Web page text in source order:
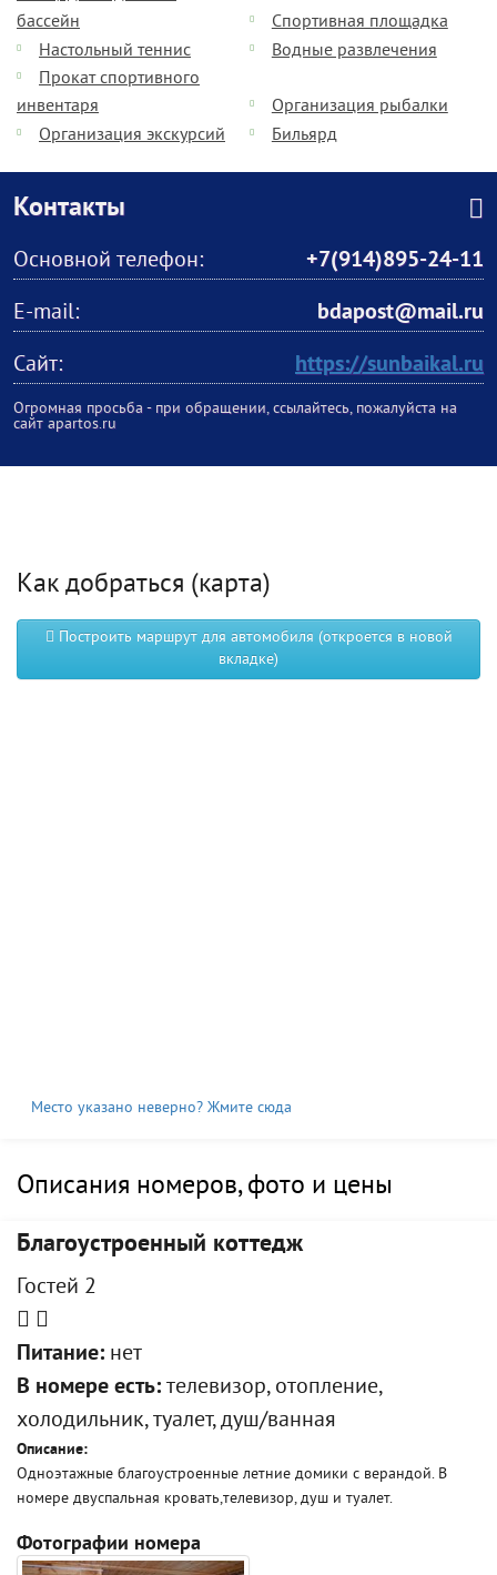
бассейн
Спортивная площадка
Настольный теннис
Водные развлечения
Прокат спортивного
инвентаря
Организация рыбалки
Организация экскурсий
Бильярд
Контакты
Основной телефон:
+7(914)895-24-11
E-mail:
bdapost@mail.ru
Сайт:
https://sunbaikal.ru
Огромная просьба - при обращении, ссылайтесь, пожалуйста на
сайт apartos.ru
Как добраться (карта)
Построить маршрут для автомобиля (откроется в новой
вкладке)
Место указано неверно? Жмите сюда
Описания номеров, фото и цены
Благоустроенный коттедж
Гостей 2
Питание: нет
В номере есть: телевизор, отопление,
холодильник, туалет, душ/ванная
Описание:
Одноэтажные благоустроенные летние домики с верандой. В
номере двуспальная кровать,телевизор, душ и туалет.
Фотографии номера